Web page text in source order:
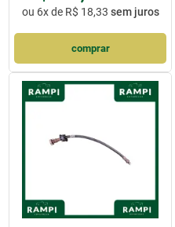
ou 6x de R$ 18,33 sem juros
comprar